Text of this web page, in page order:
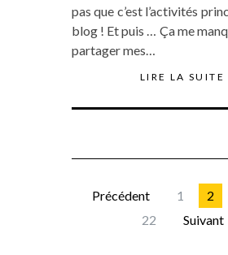
pas que c’est l’activités
blog ! Et puis … Ça me
partager mes…
LIRE LA SUITE
Précédent 1 2
22
Suivant